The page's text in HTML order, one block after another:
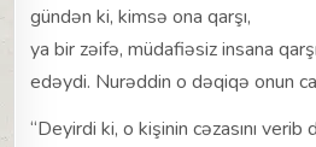
gündən ki, kimsə ona qarşı,
ya bir zəifə, müdafiəsiz insana
edəydi. Nurəddin o dəqiqə onun
“Deyirdi ki, o kişinin cəzasını verib